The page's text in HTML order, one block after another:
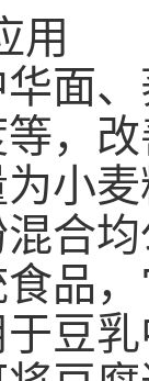
用
面
，
小
合
品
豆